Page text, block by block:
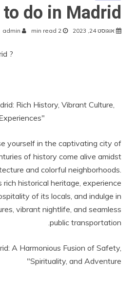
do in Madrid ?
אוגוסט 24, 2023 2 min read
admin
?
Rich History, Vibrant Culture,
yourself in the captivating city of
of history come alive amidst
and colorful neighborhoods.
historical heritage, experience
of its locals, and indulge in
vibrant nightlife, and seamless
public transportation.
A Harmonious Fusion of Safety,
Spirituality, and Adventure"